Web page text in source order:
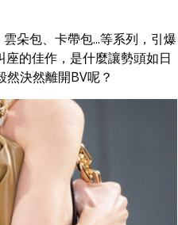
朵包、卡帶包...等系列，引爆
的佳作，是什麼讓勢頭如日
決然離開BV呢？